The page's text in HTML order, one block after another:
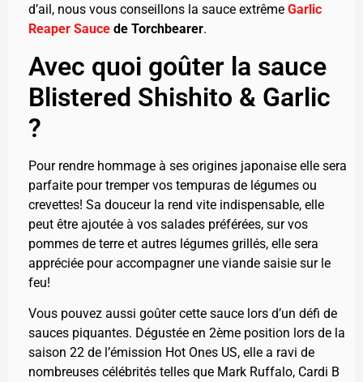
d’ail, nous vous conseillons la sauce extrême Garlic
Reaper Sauce de Torchbearer.
Avec quoi goûter la sauce
Blistered Shishito & Garlic
?
Pour rendre hommage à ses origines japonaise elle sera
parfaite pour tremper vos tempuras de légumes ou
crevettes! Sa douceur la rend vite indispensable, elle
peut être ajoutée à vos salades préférées, sur vos
pommes de terre et autres légumes grillés, elle sera
appréciée pour accompagner une viande saisie sur le
feu!
Vous pouvez aussi goûter cette sauce lors d’un défi de
sauces piquantes. Dégustée en 2ème position lors de la
saison 22 de l’émission Hot Ones US, elle a ravi de
nombreuses célébrités telles que Mark Ruffalo, Cardi B